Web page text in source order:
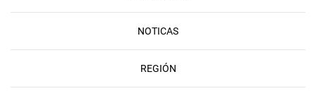
NOTICAS
REGIÓN